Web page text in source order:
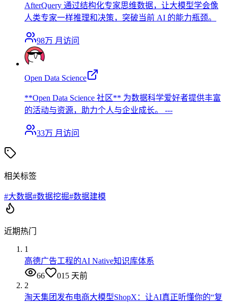
AfterQuery 通过结构化专家思维数据，让大模型学会像
人类专家一样推理和决策，突破当前 AI 的能力瓶颈。
98万 月访问
Open Data Science
**Open Data Science 社区** 为数据科学爱好者提供丰富
的活动与资源，助力个人与企业成长。 ---
33万 月访问
相关标签
#大数据#数据挖掘#数据建模
近期热门
1
高德广告工程的AI Native知识库体系
66
015 天前
2
淘天集团发布电商大模型ShopX：让AI真正听懂你的“复